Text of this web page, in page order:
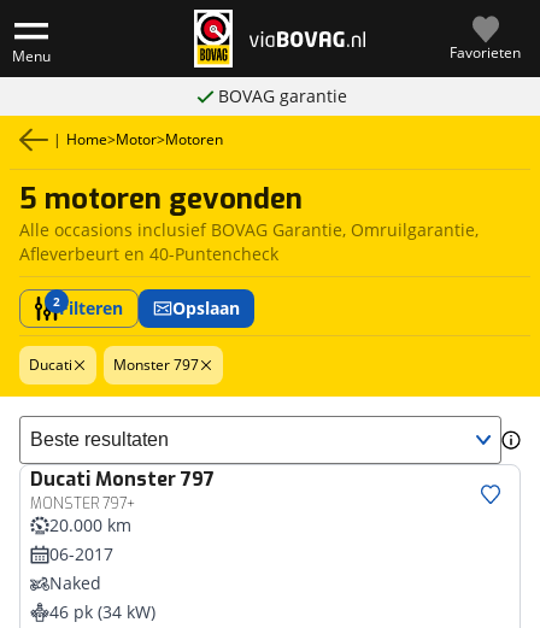
Menu Favorieten
BOVAG garantie
| Home>Motor>Motoren
5 motoren gevonden
Alle occasions inclusief BOVAG Garantie, Omruilgarantie,
Afleverbeurt en 40-Puntencheck
2Filteren Opslaan
Ducati Monster 797
Sorteer resultaten
DucatiMonster 797
MONSTER 797+
20.000 km
06-2017
Naked
46 pk (34 kW)